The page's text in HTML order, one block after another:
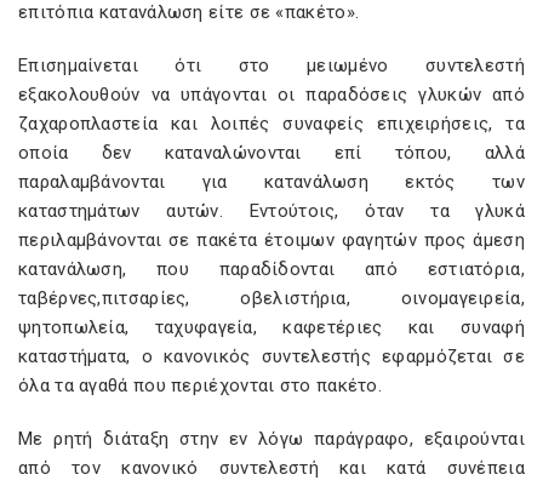
επιτόπια κατανάλωση είτε σε «πακέτο».
Επισημαίνεται ότι στο μειωμένο συντελεστή
εξακολουθούν να υπάγονται οι παραδόσεις γλυκών από
ζαχαροπλαστεία και λοιπές συναφείς επιχειρήσεις, τα
οποία δεν καταναλώνονται επί τόπου, αλλά
παραλαμβάνονται για κατανάλωση εκτός των
καταστημάτων αυτών. Εντούτοις, όταν τα γλυκά
περιλαμβάνονται σε πακέτα έτοιμων φαγητών προς άμεση
κατανάλωση, που παραδίδονται από εστιατόρια,
ταβέρνες,πιτσαρίες, οβελιστήρια, οινομαγειρεία,
ψητοπωλεία, ταχυφαγεία, καφετέριες και συναφή
καταστήματα, ο κανονικός συντελεστής εφαρμόζεται σε
όλα τα αγαθά που περιέχονται στο πακέτο.
Με ρητή διάταξη στην εν λόγω παράγραφο, εξαιρούνται
από τον κανονικό συντελεστή και κατά συνέπεια